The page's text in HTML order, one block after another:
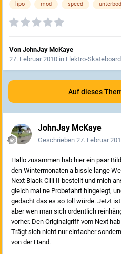
lipo mod speed
Von JohnJay McKaye
27. Februar 2010 in Elektro-
Auf dieses
JohnJay McKaye
Geschrieben 27. Februar
Hallo zusammen hab hier ein paar
den Wintermonaten a bissle lange
Next Black Cilli II bestellt und mich
gleich mal ne Probefahrt hingelegt,
gedacht das es so toll würde. Jetzt
aber wen man sich ordentlich
vorher. Den Originalgriff vom Next
Trägt sich nicht nur einfacher
von der Hand.